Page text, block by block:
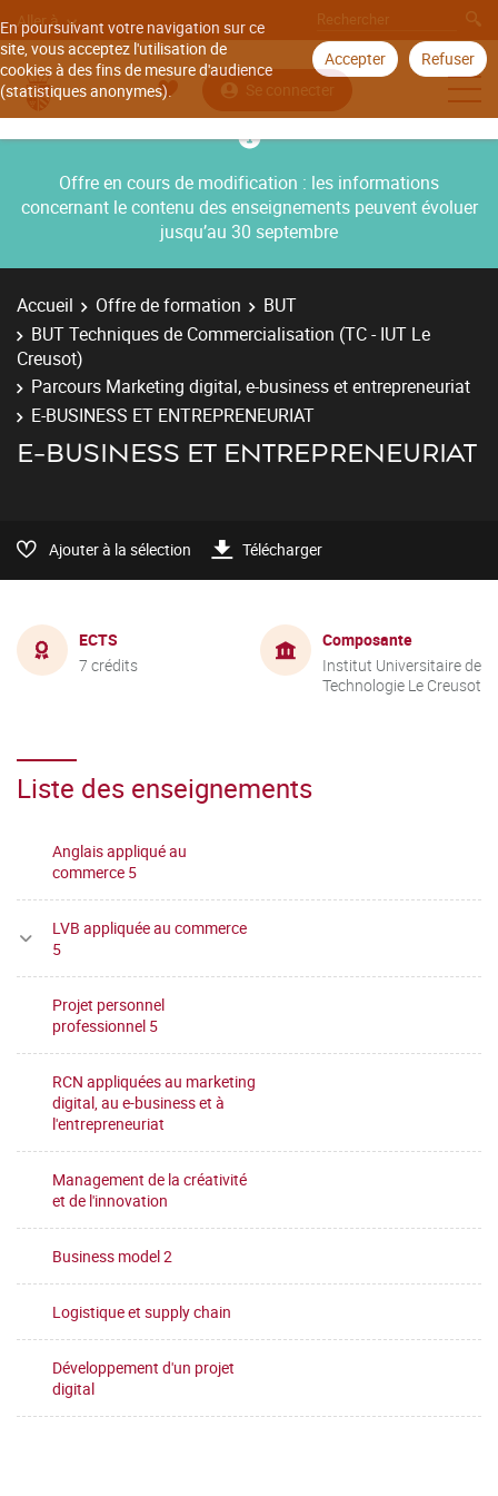
En poursuivant votre navigation sur ce
site, vous acceptez l'utilisation de
cookies à des fins de mesure d'audience
(statistiques anonymes).
Accepter Refuser
Aller à
Se connecter
Offre en cours de modification : les informations
concernant le contenu des enseignements peuvent évoluer
jusqu’au 30 septembre
Accueil Offre de formation
BUT
BUT Techniques de Commercialisation (TC - IUT Le
Creusot)
Parcours Marketing digital, e-business et entrepreneuriat
E-BUSINESS ET ENTREPRENEURIAT
E-BUSINESS ET ENTREPRENEURIAT
Ajouter à la sélection Télécharger
ECTS
7 crédits
Composante
Institut Universitaire de
Technologie Le Creusot
Liste des enseignements
Anglais appliqué au
commerce 5
LVB appliquée au commerce
5
Projet personnel
professionnel 5
RCN appliquées au marketing
digital, au e-business et à
l'entrepreneuriat
Management de la créativité
et de l'innovation
Business model 2
Logistique et supply chain
Développement d'un projet
digital